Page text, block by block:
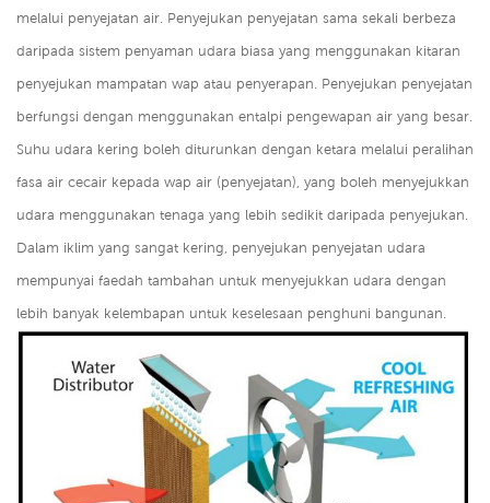
melalui penyejatan air. Penyejukan penyejatan sama sekali berbeza
daripada sistem penyaman udara biasa yang menggunakan kitaran
penyejukan mampatan wap atau penyerapan. Penyejukan penyejatan
berfungsi dengan menggunakan entalpi pengewapan air yang besar.
Suhu udara kering boleh diturunkan dengan ketara melalui peralihan
fasa air cecair kepada wap air (penyejatan), yang boleh menyejukkan
udara menggunakan tenaga yang lebih sedikit daripada penyejukan.
Dalam iklim yang sangat kering, penyejukan penyejatan udara
mempunyai faedah tambahan untuk menyejukkan udara dengan
lebih banyak kelembapan untuk keselesaan penghuni bangunan.